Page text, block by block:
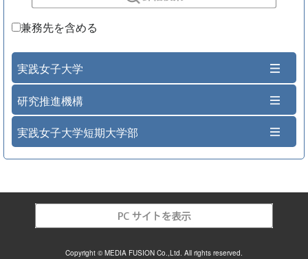
兼務先を含める
実践女子大学
研究推進機構
実践女子大学短期大学部
Copyright © MEDIA FUSION Co.,Ltd. All rights reserved.